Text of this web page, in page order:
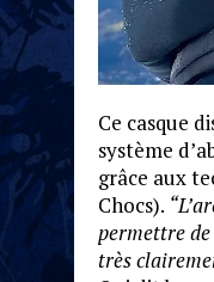
Ce casque
système
grâce aux
Chocs).
permettre
très